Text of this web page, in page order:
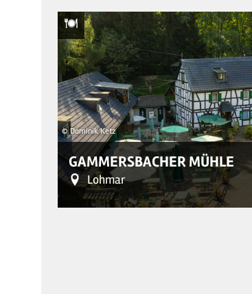
© Dominik Ketz
GAMMERSBACHER MÜHLE
Lohmar